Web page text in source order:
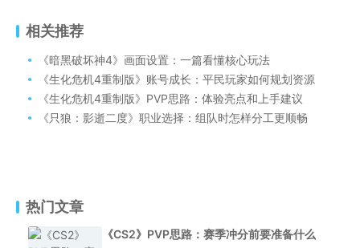
相关推荐
《暗黑破坏神4》画面设置：一篇看懂核心玩法
《生化危机4重制版》账号成长：平民玩家如何规划资源
《生化危机4重制版》PVP思路：体验亮点和上手建议
《只狼：影逝二度》职业选择：组队时怎样分工更顺畅
热门文章
《CS2》PVP思路：赛季冲分前要准备什么